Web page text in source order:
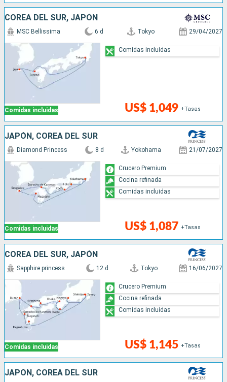
COREA DEL SUR, JAPÓN
Comidas incluidas
MSC Bellissima 6 d Tokyo 29/04/2027
US$ 1,049 +Tasas
Comidas incluidas
JAPÓN, COREA DEL SUR
Comidas incluidas
Diamond Princess 8 d Yokohama 21/07/2027
US$ 1,087 +Tasas
Crucero Premium
Cocina refinada
Comidas incluidas
COREA DEL SUR, JAPÓN
Comidas incluidas
Sapphire princess 12 d Tokyo 16/06/2027
US$ 1,145 +Tasas
Crucero Premium
Cocina refinada
Comidas incluidas
JAPÓN, COREA DEL SUR